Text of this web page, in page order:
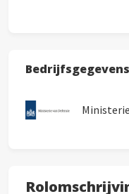
Bedrijfsgegevens